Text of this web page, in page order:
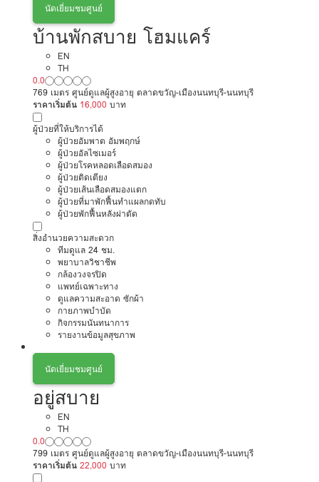
นัดเยี่ยมชมศูนย์
บ้านพักสบาย โฮมแคร์
EN
TH
0.0
769 เมตร ศูนย์ดูแลผู้สูงอายุ ตลาดขวัญ-เมืองนนทบุรี-นนทบุรี
ราคาเริ่มต้น 16,000 บาท
ผู้ป่วยที่ให้บริการได้
ผู้ป่วยอัมพาต อัมพฤกษ์
ผู้ป่วยอัลไซเมอร์
ผู้ป่วยโรคหลอดเลือดสมอง
ผู้ป่วยติดเตียง
ผู้ป่วยเส้นเลือดสมองแตก
ผู้ป่วยที่มาพักฟื้นทำแผลกดทับ
ผู้ป่วยพักฟื้นหลังผ่าตัด
สิ่งอำนวยความสะดวก
ทีมดูแล 24 ชม.
พยาบาลวิชาชีพ
กล้องวงจรปิด
แพทย์เฉพาะทาง
ดูแลความสะอาด ซักผ้า
กายภาพบำบัด
กิจกรรมนันทนาการ
รายงานข้อมูลสุขภาพ
นัดเยี่ยมชมศูนย์
อยู่สบาย
EN
TH
0.0
799 เมตร ศูนย์ดูแลผู้สูงอายุ ตลาดขวัญ-เมืองนนทบุรี-นนทบุรี
ราคาเริ่มต้น 22,000 บาท